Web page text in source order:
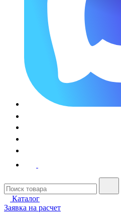
Каталог
Заявка на расчет